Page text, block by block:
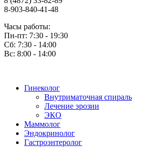
8-903-840-41-48
Часы работы:
Пн-пт: 7:30 - 19:30
Сб: 7:30 - 14:00
Вс: 8:00 - 14:00
Гинеколог
Внутриматочная спираль
Лечение эрозии
ЭКО
Маммолог
Эндокринолог
Гастроэнтеролог